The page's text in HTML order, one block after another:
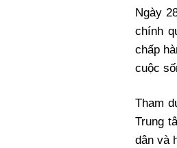
Ngày
chính
chấp
cuộc
Tham
Trung
dân và